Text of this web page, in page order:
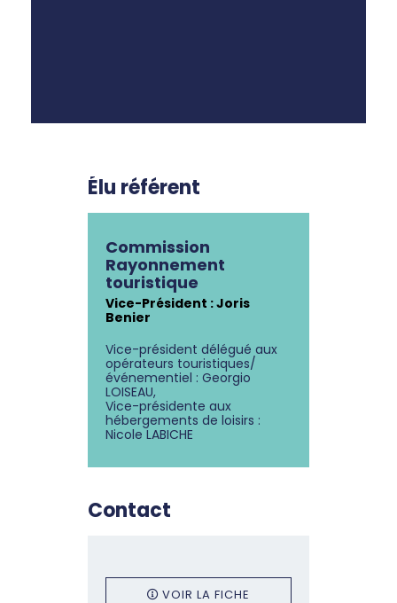
Élu référent
Commission
Rayonnement
touristique
Vice-Président : Joris
Benier
Vice-président délégué aux
opérateurs touristiques/
événementiel : Georgio
LOISEAU,
Vice-présidente aux
hébergements de loisirs :
Nicole LABICHE
Contact
VOIR LA FICHE